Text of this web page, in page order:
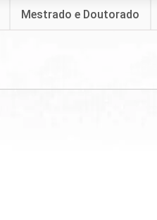
Mestrado e Doutorado